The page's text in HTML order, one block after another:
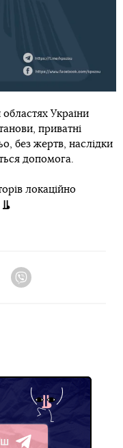
України
приватні
без жертв, наслідки
допомога.
локаційно
Telegram